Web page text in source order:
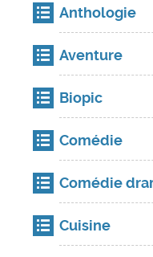
Anthologie
Aventure
Biopic
Comédie
Comédie
Cuisine